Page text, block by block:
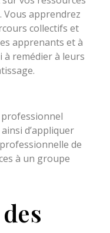
Vous apprendrez
collectifs et
apprenants et à
à remédier à leurs
d’appliquer
de
à un groupe